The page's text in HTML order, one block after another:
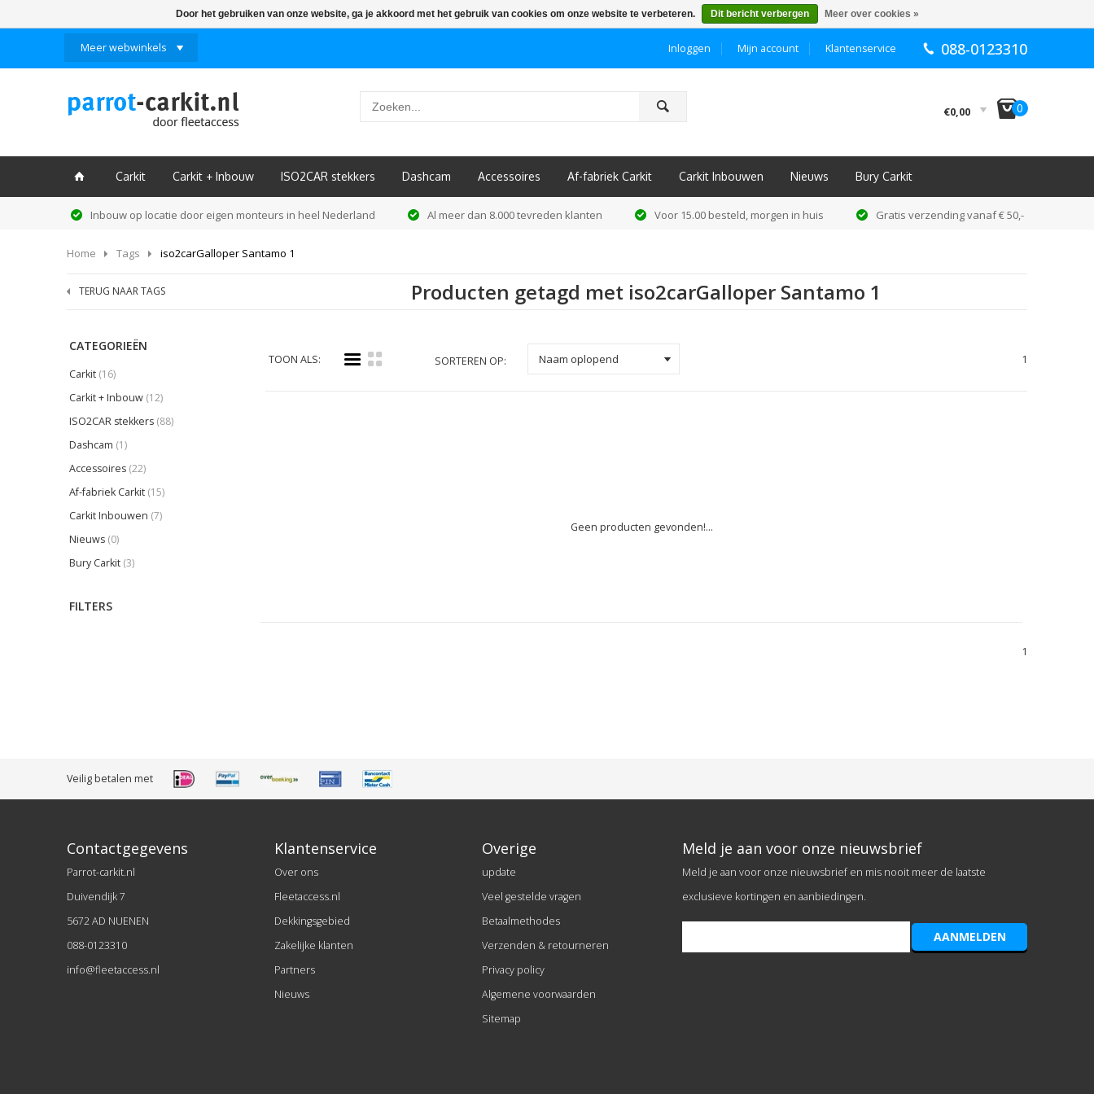
Meer webwinkels 088-0123310
Klantenservice
Mijn account
Inloggen
ô €0,00 I0
ï Carkit Carkit + Inbouw ISO2CAR stekkers Dashcam Accessoires Af-fabriek Carkit Carkit Inbouwen Nieuws Bury Carkit
Inbouw op locatie door eigen monteurs in heel Nederland Al meer dan 8.000 tevreden klanten Voor 15.00 besteld, morgen in huis Gratis verzending vanaf € 50,-
Home Tags iso2carGalloper Santamo 1
TERUG NAAR TAGS Producten getagd met iso2carGalloper Santamo 1
CATEGORIEËN
Carkit (16)
Carkit + Inbouw (12)
ISO2CAR stekkers (88)
Dashcam (1)
Accessoires (22)
Af-fabriek Carkit (15)
Carkit Inbouwen (7)
Nieuws (0)
Bury Carkit (3)
FILTERS
TOON ALS: i k SORTEREN OP: Naam oplopend 1
Geen producten gevonden!...
1
Veilig betalen met
Contactgegevens
Parrot-carkit.nl
Duivendijk 7
5672 AD NUENEN
088-0123310
info@fleetaccess.nl
Klantenservice
Over ons
Fleetaccess.nl
Dekkingsgebied
Zakelijke klanten
Partners
Nieuws
Overige
update
Veel gestelde vragen
Betaalmethodes
Verzenden & retourneren
Privacy policy
Algemene voorwaarden
Sitemap
Meld je aan voor onze nieuwsbrief
Meld je aan voor onze nieuwsbrief en mis nooit meer de laatste
exclusieve kortingen en aanbiedingen.
AANMELDEN
Door het gebruiken van onze website, ga je akkoord met het gebruik van cookies om onze website te verbeteren. Dit bericht verbergen Meer over cookies »